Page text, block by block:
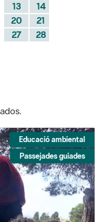
13
14
20
21
27
28
Educació ambiental
Passejades guiades